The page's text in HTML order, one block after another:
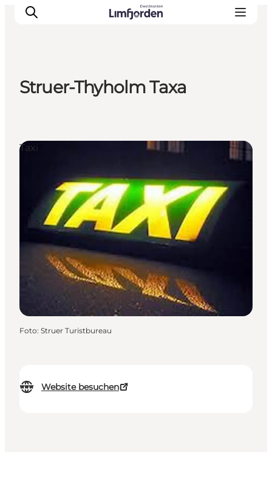
Struer-Thyholm Taxa
Website besuchen
Taxi
Foto: Struer Turistbureau